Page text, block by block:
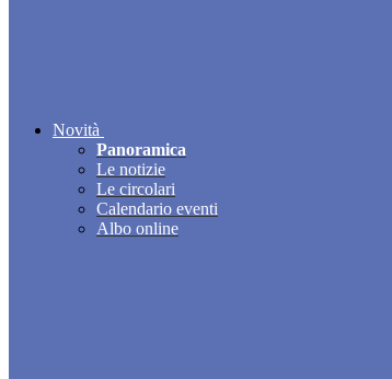
Novità
Panoramica
Le notizie
Le circolari
Calendario eventi
Albo online